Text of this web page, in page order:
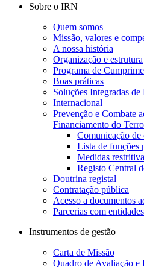
Sobre o IRN
Quem somos
Missão, valores e
A nossa história
Organização e estrutura
Programa de
Boas práticas
Soluções Integradas
Internacional
Prevenção e Combate
Financiamento do
Comunicação de
Lista de funções
Medidas
Registo Central
Doutrina registal
Contratação pública
Acesso a documentos
Parcerias com
Instrumentos de gestão
Carta de Missão
Quadro de Avaliação e